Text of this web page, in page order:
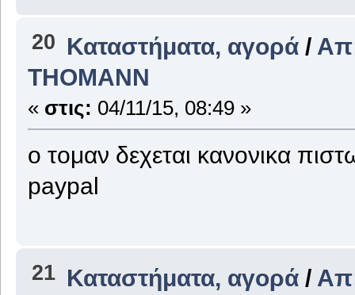
20 Καταστήματα, αγορά /
THOMANΝ
« στις: 04/11/15, 08:49 »
ο τομαν δεχεται κανονικα
paypal
21 Καταστήματα, αγορά /